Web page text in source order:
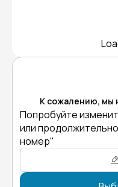
К сожалению, мы
Попробуйте
или
номер"